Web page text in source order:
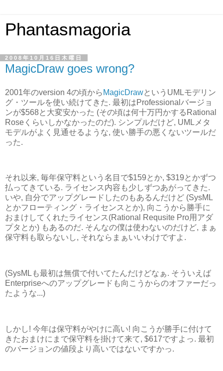
Phantasmagoria
2008年10月16日木曜日
MagicDraw goes wrong?
2001年のversion 4の頃から MagicDrawというUMLモデリン
グ・ツールを使い続けてきた. 最初はProfessionalバージョ
ンが$568と大変安かった (その頃は何十万円かするRational
Roseくらいしかなかったのだ). シンプルだけど, UMLメタ
モデルがよく見通せるような, 使い勝手の悪くないツールだ
った.
それ以来, 毎年保守料という名目で$159とか, $319とかずつ
払ってきている. ライセンス内容も少しずつあがってきた.
いや, 自分でアップグレードしたのもあるんだけど (SysML
とかフローティング・ライセンスとか), 向こうから勝手に
おまけしてくれたライセンス(Rational Requsite Pro用アダ
プタとか) もあるのだ. そんなの僕は使わないのだけど, まぁ
保守料も取らないし, それならまぁいいわけですよ.
(SysMLも最初は無償で付いてたんだけどなぁ. そういえば
Enterpriseへのアップグレードも向こうからのオファーだっ
たような...)
しかし! 今年は保守料がやけに高い! 向こうが勝手に付けて
きたおまけにまで保守料を掛けて来て, $617ですよっ. 最初
のバージョンの値段より高いではないですかっ.